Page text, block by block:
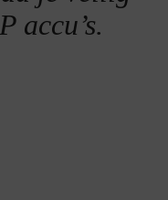
accu’s.